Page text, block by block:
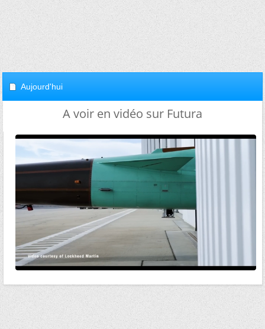
Aujourd'hui
A voir en vidéo sur Futura